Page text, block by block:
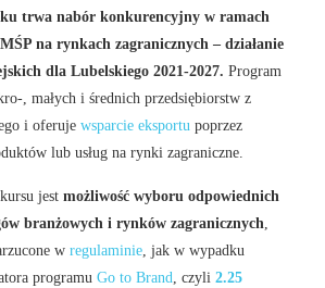
trwa nabór konkurencyjny w ramach
na rynkach zagranicznych – działanie
dla Lubelskiego 2021-2027. Program
, małych i średnich przedsiębiorstw z
i oferujewsparcie eksportu poprzez
lub usług na rynki zagraniczne.
jestmożliwość wyboru odpowiednich
branżowych i rynków zagranicznych,
wregulaminie, jak w wypadku
programuGo to Brand, czyli2.25